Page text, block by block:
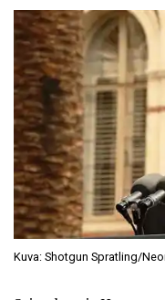
Kuva: Shotgun Spratling/